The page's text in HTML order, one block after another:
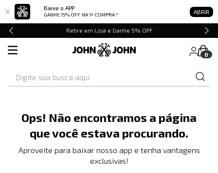
Baixe o APP
GANHE 15% OFF NA 1ª COMPRA * ABRIR
Retire em Loja e Ganhe 5% OFF
0
Ops! Não encontramos a página
que você estava procurando.
Aproveite para baixar nosso app e tenha vantagens
exclusivas!